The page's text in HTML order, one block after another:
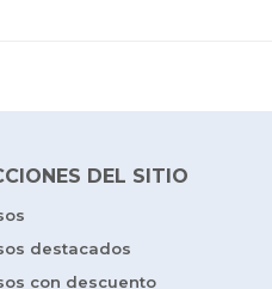
DEL SITIO
destacados
con descuento